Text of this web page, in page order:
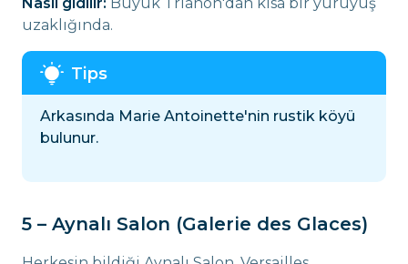
Nasıl gidilir: Büyük Trianon'dan kısa bir yürüyüş
uzaklığında.
Arkasında Marie Antoinette'nin rustik köyü
bulunur.
5 – Aynalı Salon (Galerie des Glaces)